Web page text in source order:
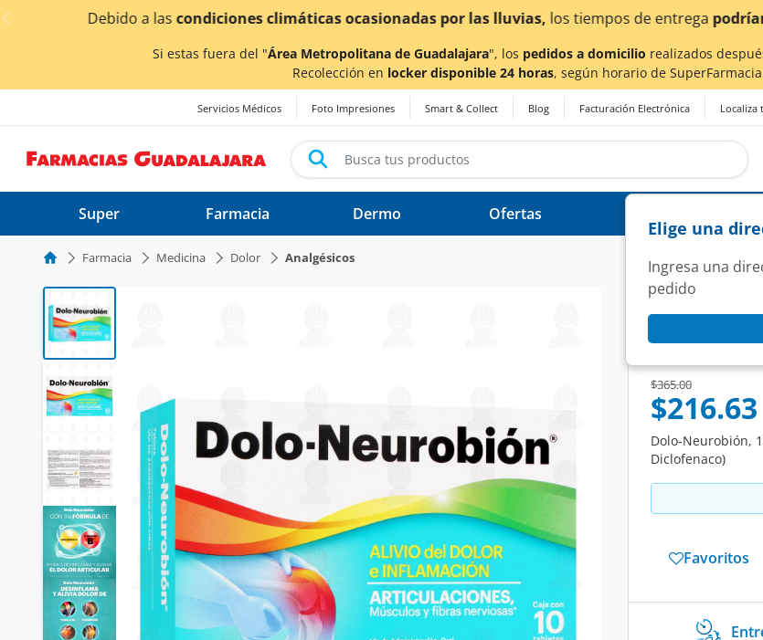
< div class="carousel-inner"> ¡Ahora también en Aguascalientes!Daclic aquípara
Si estas fuera del "Área Metropolitana de Guadalajara", los pedidos a domicilio realizados
Recolección en locker disponible 24 horas, según horario de
Servicios Médicos Foto Impresiones Smart & Collect Blog Facturación Electrónica Localiza
Elige una
Ingresa una
pedido
Super Farmacia Dermo Ofertas
Farmacia Medicina Dolor Analgésicos
DOLO-NEUROBIÓN
Dolo-
Price reduced from
$365.00to
$216.63
Dolo-Neurobión,
Diclofenaco)
Favoritos